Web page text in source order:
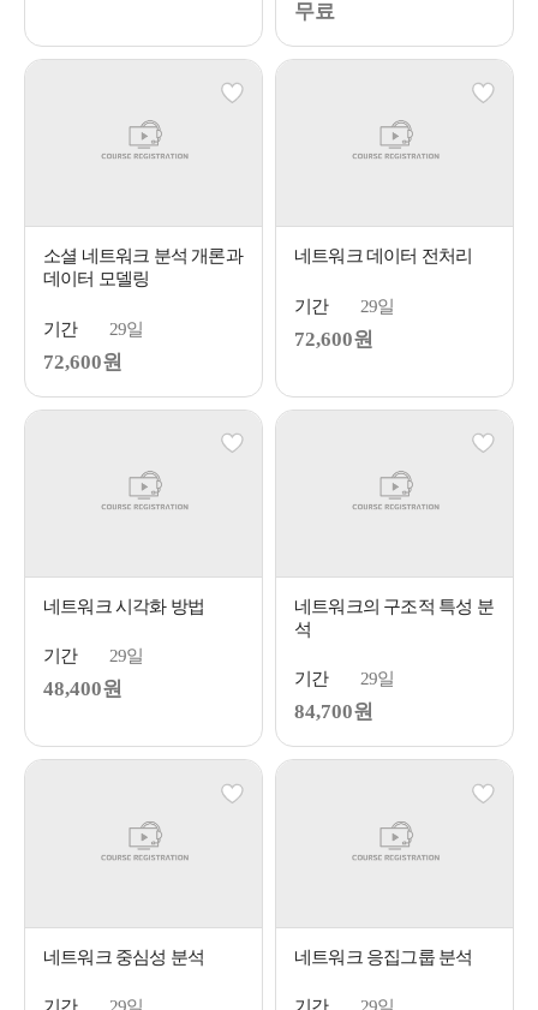
무료
소셜 네트워크 분석 개론과
데이터 모델링
기간 29일
72,600원
네트워크 데이터 전처리
기간 29일
72,600원
네트워크 시각화 방법
기간 29일
48,400원
네트워크의 구조적 특성 분
석
기간 29일
84,700원
네트워크 중심성 분석 네트워크 응집그룹 분석